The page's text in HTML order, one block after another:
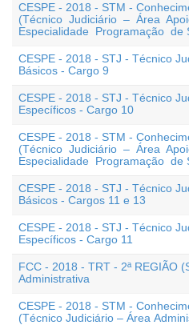
CESPE - 2018 - STM -
(Técnico Judiciário – Área
Especialidade Programação de
CESPE - 2018 - STJ - Técnico
Básicos - Cargo 9
CESPE - 2018 - STJ - Técnico
Específicos - Cargo 10
CESPE - 2018 - STM -
(Técnico Judiciário – Área
Especialidade Programação de
CESPE - 2018 - STJ - Técnico
Básicos - Cargos 11 e 13
CESPE - 2018 - STJ - Técnico
Específicos - Cargo 11
FCC - 2018 - TRT - 2ª REGIÃO
Administrativa
CESPE - 2018 - STM -
(Técnico Judiciário – Área